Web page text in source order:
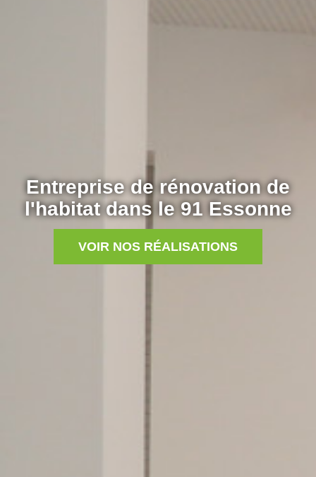
Entreprise de rénovation de
l'habitat dans le 91 Essonne
VOIR NOS RÉALISATIONS